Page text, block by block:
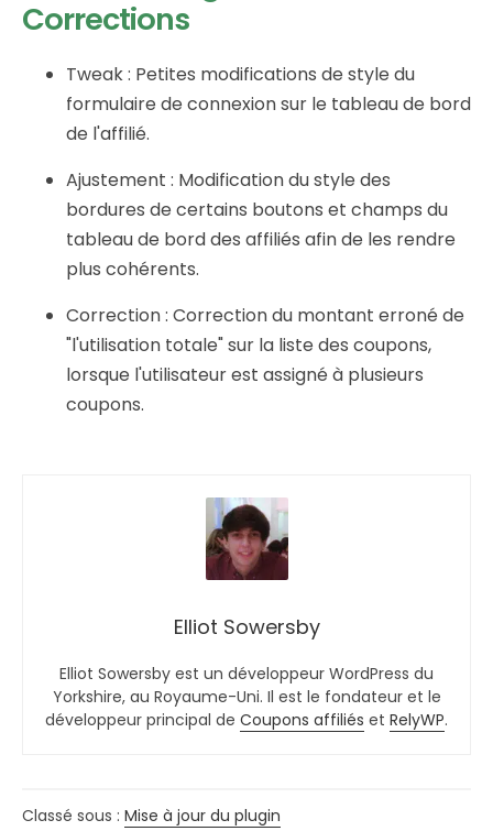
Corrections
Tweak : Petites modifications de style du
formulaire de connexion sur le tableau de bord
de l'affilié.
Ajustement : Modification du style des
bordures de certains boutons et champs du
tableau de bord des affiliés afin de les rendre
plus cohérents.
Correction : Correction du montant erroné de
"l'utilisation totale" sur la liste des coupons,
lorsque l'utilisateur est assigné à plusieurs
coupons.
Elliot Sowersby
Elliot Sowersby est un développeur WordPress du
Yorkshire, au Royaume-Uni. Il est le fondateur et le
développeur principal de Coupons affiliés et RelyWP.
Classé sous : Mise à jour du plugin